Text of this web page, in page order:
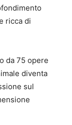
ricca di
da 75 opere
diventa
sul